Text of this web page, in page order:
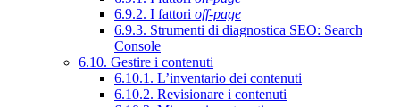
6.9.2. I fattori off-page
6.9.3. Strumenti di diagnostica SEO: Search
Console
6.10. Gestire i contenuti
6.10.1. L’inventario dei contenuti
6.10.2. Revisionare i contenuti